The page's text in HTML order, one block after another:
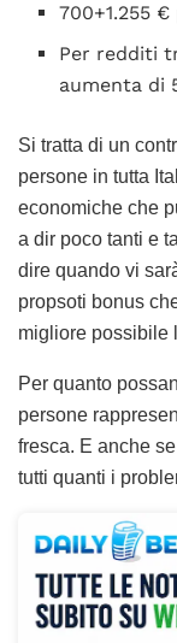
700+1.255
Per redditi
aumenta di
Si tratta di un
persone in tutta
economiche che
a dir poco tanti e
dire quando vi
propsoti bonus
migliore possibile
Per quanto
persone
fresca. E anche
tutti quanti i